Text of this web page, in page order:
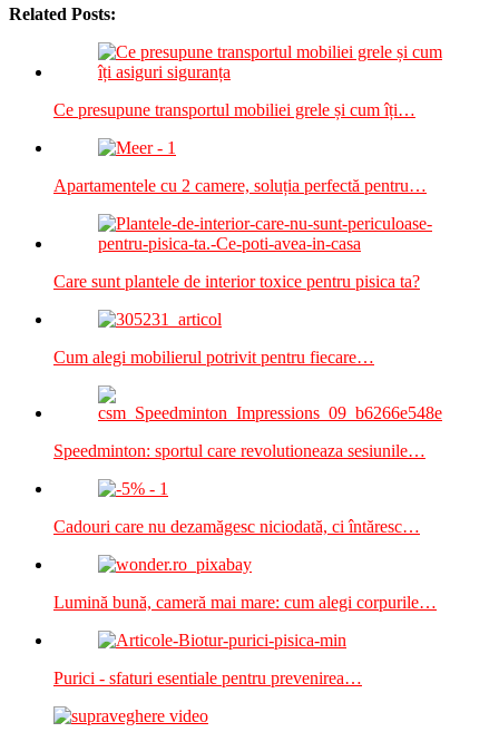
Related Posts:
Ce presupune transportul mobiliei grele și cum îți…
Apartamentele cu 2 camere, soluția perfectă pentru…
Care sunt plantele de interior toxice pentru pisica ta?
Cum alegi mobilierul potrivit pentru fiecare…
Speedminton: sportul care revolutioneaza sesiunile…
Cadouri care nu dezamăgesc niciodată, ci întăresc…
Lumină bună, cameră mai mare: cum alegi corpurile…
Purici - sfaturi esentiale pentru prevenirea…